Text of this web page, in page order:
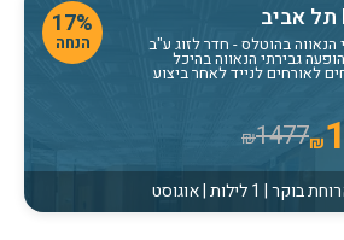
17%
הנחה הנאווה בהוטלס- חדר לזוג ע"ב
גבירתי הנאווה בהיכל
לאורחים לנייד לאחר ביצוע
₪
₪1477
| 1 לילות | אוגוסט